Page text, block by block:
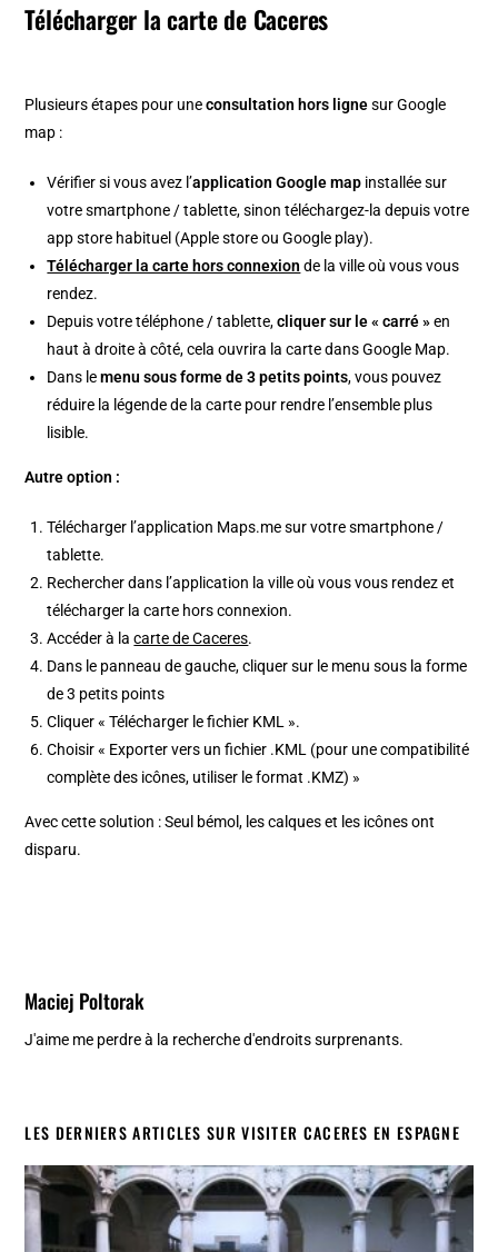
Télécharger la carte de Caceres
Plusieurs étapes pour uneconsultation hors lignesur Google
map :
Vérifier si vous avez l’application Google map installée sur
votre smartphone / tablette, sinon téléchargez-la depuis votre
app store habituel (Apple store ou Google play).
Télécharger la carte hors connexion de la ville où vous vous
rendez.
Depuis votre téléphone / tablette,cliquer sur le « carré »en
haut à droite à côté, cela ouvrira la carte dans Google Map.
Dans lemenu sous forme de 3 petits points, vous pouvez
réduire la légende de la carte pour rendre l’ensemble plus
lisible.
Autre option :
Télécharger l’application Maps.me sur votre smartphone /
tablette.
Rechercher dans l’application la ville où vous vous rendez et
télécharger la carte hors connexion.
Accéder à lacarte de Caceres.
Dans le panneau de gauche, cliquer sur le menu sous la forme
de 3 petits points
Cliquer « Télécharger le fichier KML ».
Choisir « Exporter vers un fichier .KML (pour une compatibilité
complète des icônes, utiliser le format .KMZ) »
Avec cette solution : Seul bémol, les calques et les icônes ont
disparu.
Maciej Poltorak
J'aime me perdre à la recherche d'endroits surprenants.
LES DERNIERS ARTICLES SUR VISITER CACERES EN ESPAGNE